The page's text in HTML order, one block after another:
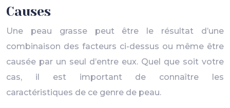
Causes
Une peau grasse peut être le résultat d’une
combinaison des facteurs ci-dessus ou même être
causée par un seul d’entre eux. Quel que soit votre
cas, il est important de connaître les
caractéristiques de ce genre de peau.